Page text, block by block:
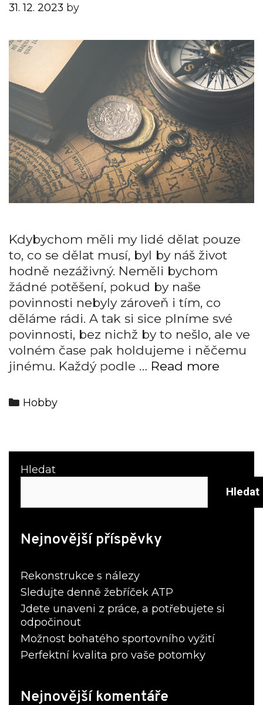
31. 12. 2023 by
Kdybychom měli my lidé dělat pouze
to, co se dělat musí, byl by náš život
hodně nezáživný. Neměli bychom
žádné potěšení, pokud by naše
povinnosti nebyly zároveň i tím, co
děláme rádi. A tak si sice plníme své
povinnosti, bez nichž by to nešlo, ale ve
volném čase pak holdujeme i něčemu
jinému. Každý podle … Read more
Categories
Hobby
Hledat
Hledat
Nejnovější příspěvky
Rekonstrukce s nálezy
Sledujte denně žebříček ATP
Jdete unaveni z práce, a potřebujete si
odpočinout
Možnost bohatého sportovního vyžití
Perfektní kvalita pro vaše potomky
Nejnovější komentáře